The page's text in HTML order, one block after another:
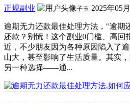
正规副业 子玉 2025年05
逾期无力还款最佳处理方法，"逾期
还款？别慌！这个副业0门槛、高回
近，不少朋友因为各种原因陷入了
山大，甚至影响了生活质量。其实
另一种选择——通...